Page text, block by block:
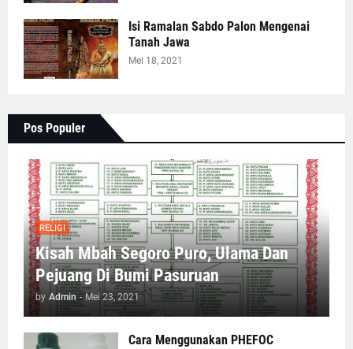
Isi Ramalan Sabdo Palon Mengenai
Tanah Jawa
Mei 18, 2021
Pos Populer
RELIGI
Kisah Mbah Segoro Puro, Ulama Dan
Pejuang Di Bumi Pasuruan
by Admin - Mei 23, 2021
Cara Menggunakan PHEFOC